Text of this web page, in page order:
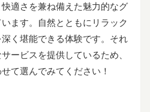
適さを兼ね備えた魅力的なグ
ます。自然とともにリラック
く堪能できる体験です。それ
ービスを提供しているため、
て選んでみてください！